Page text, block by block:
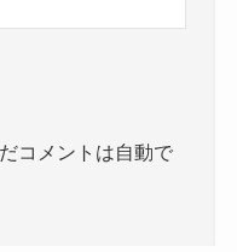
コメントは自動で